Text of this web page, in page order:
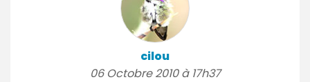
cilou
06 Octobre 2010 à 17h37